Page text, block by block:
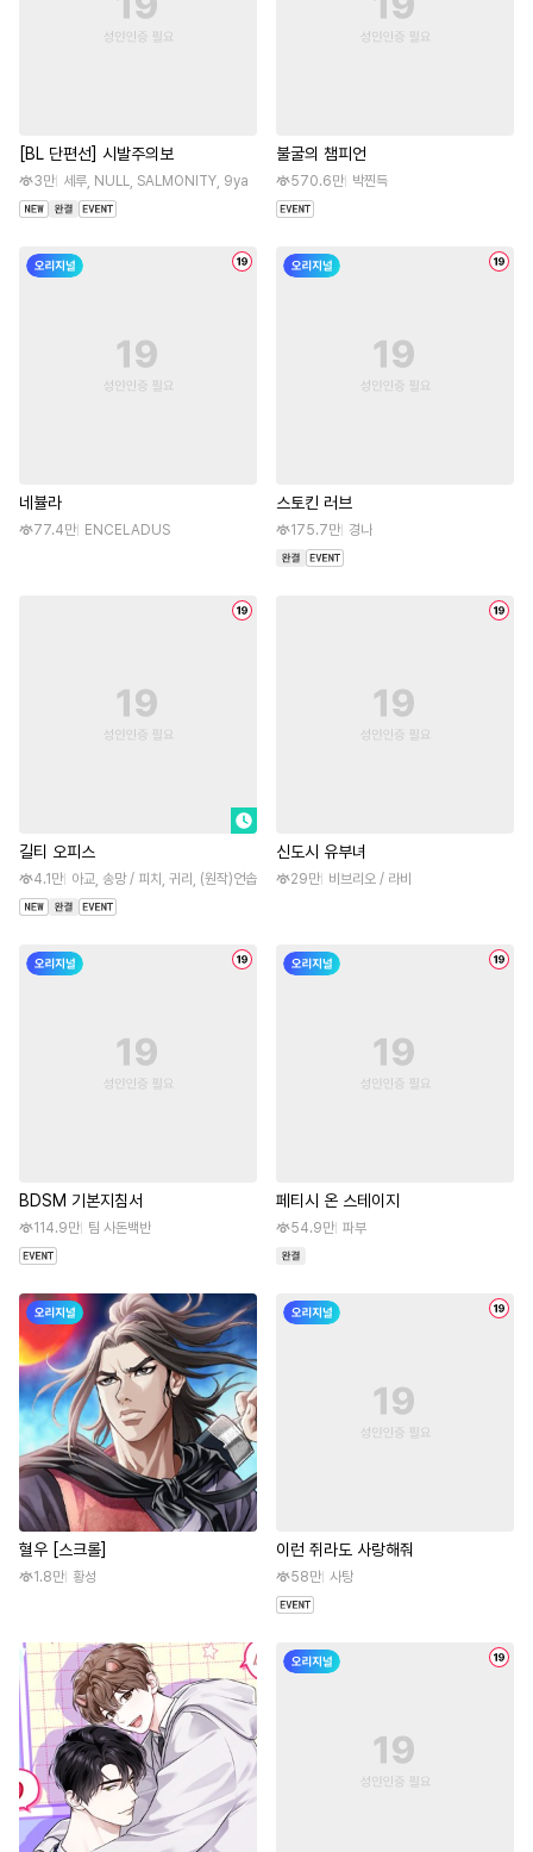
[BL 단편선] 시발주의보
3만 세루, NULL, SALMONITY, 9ya
불굴의 챔피언
570.6만 박찐득
네뷸라
77.4만 ENCELADUS
스토킨 러브
175.7만 경나
길티 오피스
4.1만 아교, 송망 / 피치, 귀리, (원작)언솝
신도시 유부녀
29만 비브리오 / 라비
BDSM 기본지침서
114.9만 팀 사돈백반
페티시 온 스테이지
54.9만 파부
혈우 [스크롤]
1.8만 황성
이런 쥐라도 사랑해줘
58만 사탕